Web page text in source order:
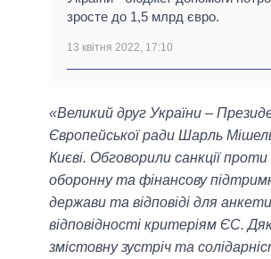
зросте до 1,5 млрд євро.
13 квітня 2022, 17:10
«Великий друг України –
Європейської ради Шарль
Києві. Обговорили санкції проти
оборонну та фінансову
держави та відповіді для
відповідності критеріям ЄС.
змістовну зустріч та